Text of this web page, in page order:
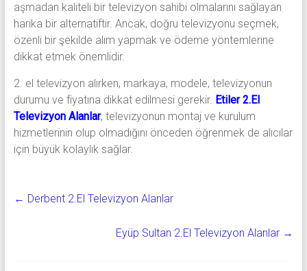
aşmadan kaliteli bir televizyon sahibi olmalarını sağlayan
harika bir alternatiftir. Ancak, doğru televizyonu seçmek,
özenli bir şekilde alım yapmak ve ödeme yöntemlerine
dikkat etmek önemlidir.
2. el televizyon alırken, markaya, modele, televizyonun
durumu ve fiyatına dikkat edilmesi gerekir. Etiler 2.El
Televizyon Alanlar, televizyonun montaj ve kurulum
hizmetlerinin olup olmadığını önceden öğrenmek de alıcılar
için büyük kolaylık sağlar.
← Derbent 2.El Televizyon Alanlar
Eyüp Sultan 2.El Televizyon Alanlar →